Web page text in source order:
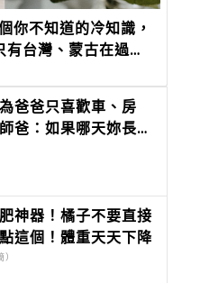
你不知道的冷知識，
有台灣、蒙古在過
爸爸只喜歡車、房
爸：如果哪天妳長大
神器！橘子不要直接
這個！體重天天下降
）